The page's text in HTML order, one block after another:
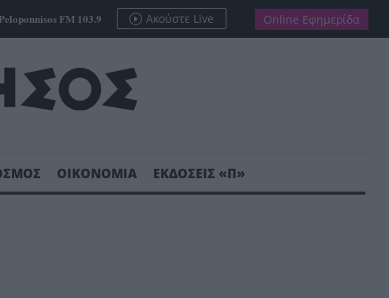
Peloponnisos FM 103.9 Ακούστε Live Online Εφημερίδα
ΟΙΚΟΝΟΜΙΑ ΕΚΔΟΣΕΙΣ «Π»